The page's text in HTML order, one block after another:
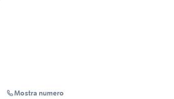
Mostra numero